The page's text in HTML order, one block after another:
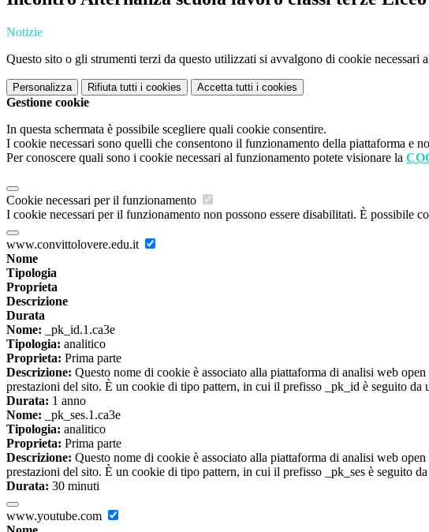
Notizie
Questo sito o gli strumenti terzi da questo utilizzati si avvalgono di cookie
Personalizza Rifiuta tutti i cookies Accetta tutti i cookies
Gestione cookie
In questa schermata è possibile scegliere quali cookie consentire.
I cookie necessari sono quelli che consentono il funzionamento della piattaforma e
Per conoscere quali sono i cookie necessari al funzionamento potete visionare la
Cookie necessari per il funzionamento
I cookie necessari per il funzionamento non possono essere disabilitati. È possibile
www.convittolovere.edu.it
Nome
Tipologia
Proprieta
Descrizione
Durata
Nome: _pk_id.1.ca3e
Tipologia: analitico
Proprieta: Prima parte
Descrizione: Questo nome di cookie è associato alla piattaforma di analisi web
prestazioni del sito. È un cookie di tipo pattern, in cui il prefisso _pk_id è seguito
Durata: 1 anno
Nome: _pk_ses.1.ca3e
Tipologia: analitico
Proprieta: Prima parte
Descrizione: Questo nome di cookie è associato alla piattaforma di analisi web
prestazioni del sito. È un cookie di tipo pattern, in cui il prefisso _pk_ses è seguito
Durata: 30 minuti
www.youtube.com